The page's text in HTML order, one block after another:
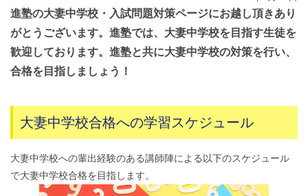
進塾の大妻中学校・入試問題対策ページにお越し頂きあり
がとうございます。進塾では、大妻中学校を目指す生徒を
歓迎しております。進塾と共に大妻中学校の対策を行い、
合格を目指しましょう！
大妻中学校合格への学習スケジュール
大妻中学校への輩出経験のある講師陣による以下のスケジュール
で大妻中学校合格を目指します。